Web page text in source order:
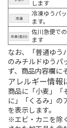
します
冷凍ゆうパ
ます。
佐川急便で
ます
なお、「普通ゆう
のみチルドゆうパ
ず、商品内容欄に
アレルギー情報
商品に「小麦」「
に」「くるみ」の
を表示します。
※エビ・カニを除